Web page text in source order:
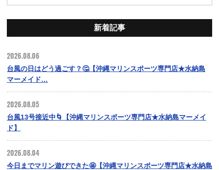
新着記事
2026.08.06
台風の日はどう過ごす？🤔【沖縄マリンスポーツ専門店★水納島
マーメイド…
2026.08.05
台風13号接近中🌀【沖縄マリンスポーツ専門店★水納島マーメイ
ド】
2026.08.04
今日までマリン遊びできた🤩【沖縄マリンスポーツ専門店★水納島